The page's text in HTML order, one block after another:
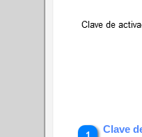
Clave